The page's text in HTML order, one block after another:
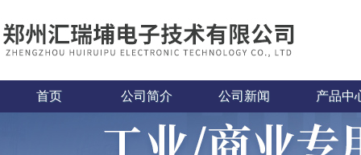
首页 公司简介 公司新闻 产品中